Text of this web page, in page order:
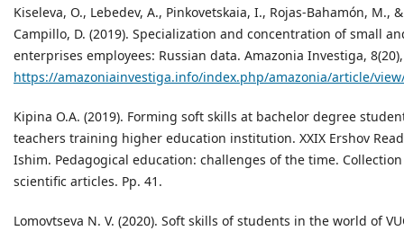
Kiseleva, O., Lebedev, A., Pinkovetskaia, I., Rojas-Bahamón, M.,
Campillo, D. (2019). Specialization and concentration of small
enterprises employees: Russian data. Amazonia Investiga,
https://amazoniainvestiga.info/index.php/amazonia/article/
Kipina O.A. (2019). Forming soft skills at bachelor degree
teachers training higher education institution. XXIX Ershov
Ishim. Pedagogical education: challenges of the time.
scientific articles. Pp. 41.
Lomovtseva N. V. (2020). Soft skills of students in the world of